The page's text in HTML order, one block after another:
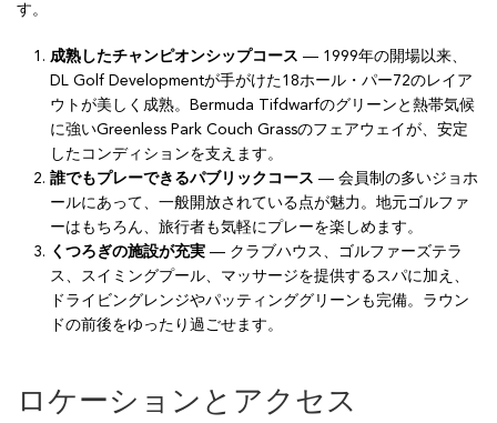
す。
成熟したチャンピオンシップコース — 1999年の開場以来、
DL Golf Developmentが手がけた18ホール・パー72のレイア
ウトが美しく成熟。Bermuda Tifdwarfのグリーンと熱帯気候
に強いGreenless Park Couch Grassのフェアウェイが、安定
したコンディションを支えます。
誰でもプレーできるパブリックコース — 会員制の多いジョホ
ールにあって、一般開放されている点が魅力。地元ゴルファ
ーはもちろん、旅行者も気軽にプレーを楽しめます。
くつろぎの施設が充実 — クラブハウス、ゴルファーズテラ
ス、スイミングプール、マッサージを提供するスパに加え、
ドライビングレンジやパッティンググリーンも完備。ラウン
ドの前後をゆったり過ごせます。
ロケーションとアクセス